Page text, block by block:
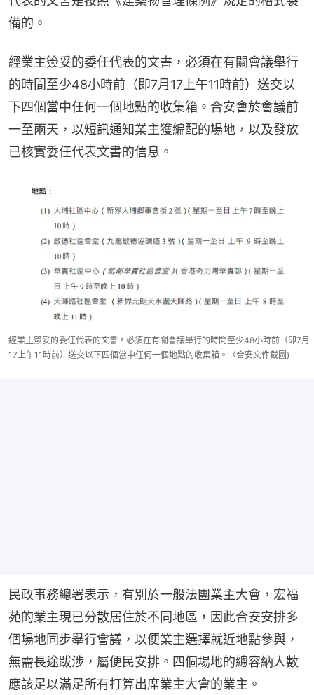
備的。
經業主簽妥的委任代表的文書，必須在有關會議舉行
的時間至少48小時前（即7月17上午11時前）送交以
下四個當中任何一個地點的收集箱。合安會於會議前
一至兩天，以短訊通知業主獲編配的場地，以及發放
已核實委任代表文書的信息。
經業主簽妥的委任代表的文書，必須在有關會議舉行的時間至少48小時前（即7月
17上午11時前）送交以下四個當中任何一個地點的收集箱。（合安文件截圖)
民政事務總署表示，有別於一般法團業主大會，宏福
苑的業主現已分散居住於不同地區，因此合安安排多
個場地同步舉行會議，以便業主選擇就近地點參與，
無需長途跋涉，屬便民安排。四個場地的總容納人數
應該足以滿足所有打算出席業主大會的業主。